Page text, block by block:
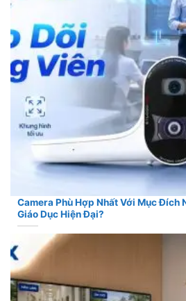
Camera Phù Hợp Nhất Với Mục Đích
Giáo Dục Hiện Đại?